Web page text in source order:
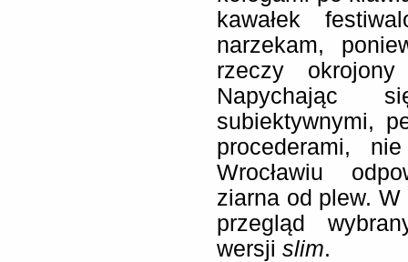
kawałek
narzekam,
rzeczy
Napychając
subiektywnymi,
procederami,
Wrocławiu
ziarna od plew.
przegląd
wersji slim.